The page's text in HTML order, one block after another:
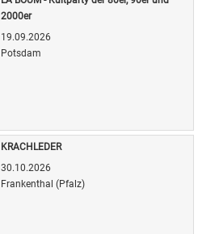
2000er
19.09.2026
Potsdam
KRACHLEDER
30.10.2026
Frankenthal (Pfalz)